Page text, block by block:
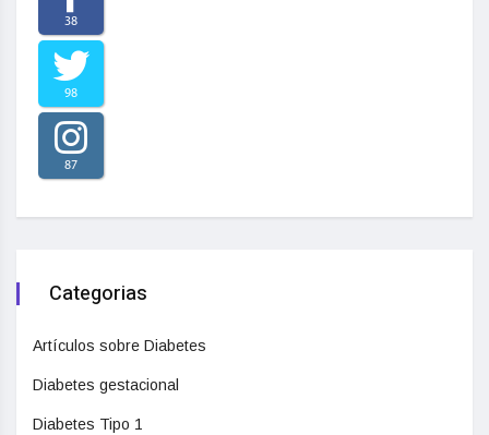
38
98
87
Categorias
Artículos sobre Diabetes
Diabetes gestacional
Diabetes Tipo 1